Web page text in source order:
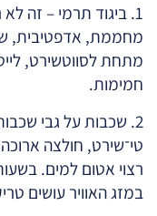
1. ביגוד תרמי – זה
מחממת, אדפטיבית,
מתחת לסווטשירט,
חמימות.
2. שכבות על גבי
טי־שירט, חולצה
רצוי אטום למים.
במזג האוויר עושים